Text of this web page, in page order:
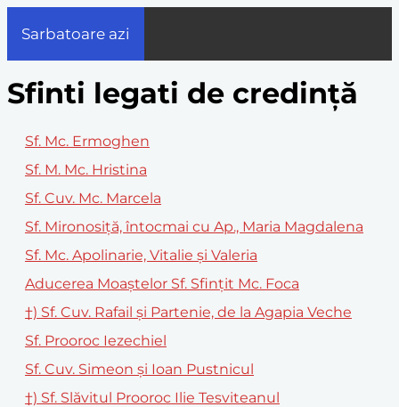
Sarbatoare azi
Sfinti legati de credință
Sf. Mc. Ermoghen
Sf. M. Mc. Hristina
Sf. Cuv. Mc. Marcela
Sf. Mironosiță, întocmai cu Ap., Maria Magdalena
Sf. Mc. Apolinarie, Vitalie și Valeria
Aducerea Moaștelor Sf. Sfințit Mc. Foca
†) Sf. Cuv. Rafail și Partenie, de la Agapia Veche
Sf. Prooroc Iezechiel
Sf. Cuv. Simeon și Ioan Pustnicul
†) Sf. Slăvitul Prooroc Ilie Tesviteanul